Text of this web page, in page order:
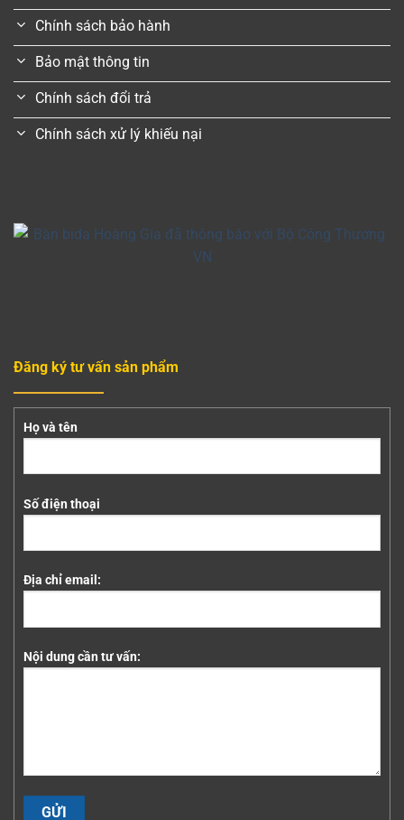
Chính sách bảo hành
Bảo mật thông tin
Chính sách đổi trả
Chính sách xử lý khiếu nại
Đăng ký tư vấn sản phẩm
Họ và tên
Số điện thoại
Địa chỉ email:
Nội dung cần tư vấn: